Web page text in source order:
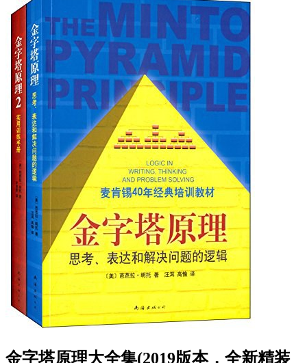
金字塔原理大全集(2019版本，全新精装